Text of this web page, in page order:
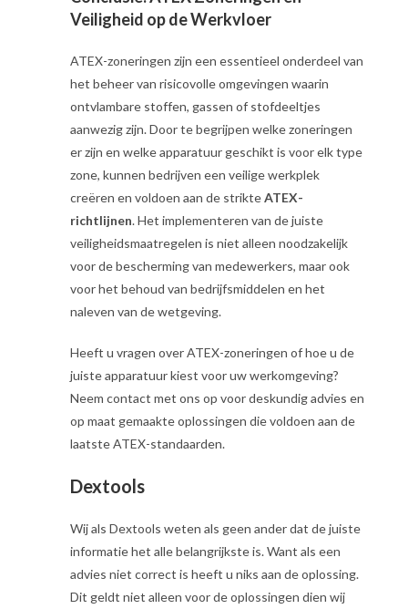
Veiligheid op de Werkvloer
ATEX-zoneringen zijn een essentieel onderdeel van
het beheer van risicovolle omgevingen waarin
ontvlambare stoffen, gassen of stofdeeltjes
aanwezig zijn. Door te begrijpen welke zoneringen
er zijn en welke apparatuur geschikt is voor elk type
zone, kunnen bedrijven een veilige werkplek
creëren en voldoen aan de strikteATEX-
richtlijnen. Het implementeren van de juiste
veiligheidsmaatregelen is niet alleen noodzakelijk
voor de bescherming van medewerkers, maar ook
voor het behoud van bedrijfsmiddelen en het
naleven van de wetgeving.
Heeft u vragen over ATEX-zoneringen of hoe u de
juiste apparatuur kiest voor uw werkomgeving?
Neem contact met ons op voor deskundig advies en
op maat gemaakte oplossingen die voldoen aan de
laatste ATEX-standaarden.
Dextools
Wij als Dextools weten als geen ander dat de juiste
informatie het alle belangrijkste is. Want als een
advies niet correct is heeft u niks aan de oplossing.
Dit geldt niet alleen voor de oplossingen dien wij